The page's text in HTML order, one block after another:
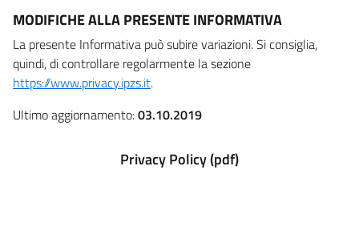
MODIFICHE ALLA PRESENTE INFORMATIVA
La presente Informativa può subire variazioni. Si consiglia,
quindi, di controllare regolarmente la sezione
https://www.privacy.ipzs.it.
Ultimo aggiornamento:03.10.2019
Privacy Policy (pdf)